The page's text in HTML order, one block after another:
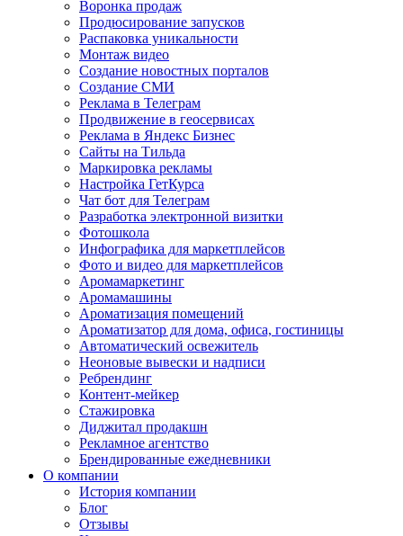
Воронка продаж
Продюсирование запусков
Распаковка уникальности
Монтаж видео
Создание новостных порталов
Cоздание СМИ
Реклама в Телеграм
Продвижение в геосервисах
Реклама в Яндекс Бизнес
Сайты на Тильда
Маркировка рекламы
Настройка ГетКурса
Чат бот для Телеграм
Разработка электронной визитки
Фотошкола
Инфографика для маркетплейсов
Фото и видео для маркетплейсов
Аромамаркетинг
Аромамашины
Ароматизация помещений
Ароматизатор для дома, офиса, гостиницы
Автоматический освежитель
Неоновые вывески и надписи
Ребрендинг
Контент-мейкер
Стажировка
Диджитал продакшн
Рекламное агентство
Брендированные ежедневники
О компании
История компании
Блог
Отзывы